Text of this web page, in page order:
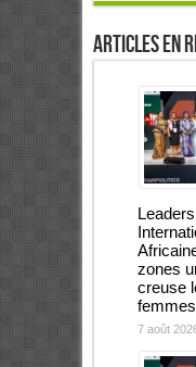
Articles en
zones
creuse
7 août